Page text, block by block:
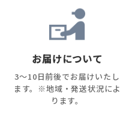
お届けについて
3～10日前後でお届けいたし
ます。※地域・発送状況によ
ります。